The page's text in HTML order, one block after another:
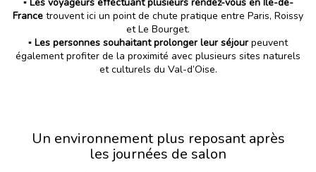
France trouvent ici un point de chute pratique entre Paris, Roissy
et Le Bourget.
▪️ Les personnes souhaitant prolonger leur séjourpeuvent
également profiter de la proximité avec plusieurs sites naturels
et culturels du Val-d’Oise.
Un environnement plus reposant après
les journées de salon